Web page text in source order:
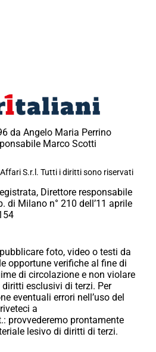
da Angelo Maria Perrino
Marco Scotti
S.r.l. Tutti i diritti sono riservati
Direttore responsabile
di Milano n° 210 dell’11 aprile
foto, video o testi da
opportune verifiche al fine di
di circolazione e non violare
esclusivi di terzi. Per
eventuali errori nell’uso del
a
provvederemo prontamente
lesivo di diritti di terzi.